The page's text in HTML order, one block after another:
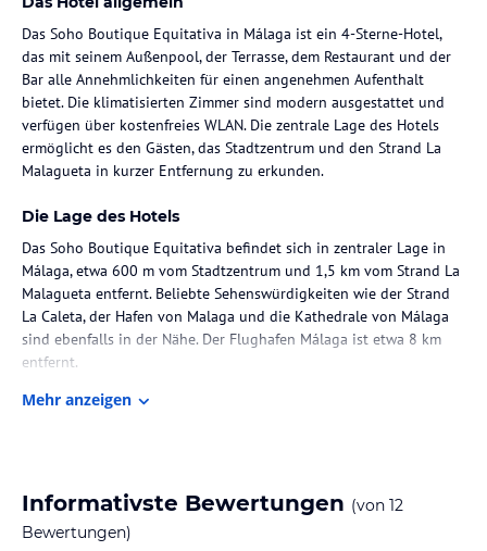
Das Soho Boutique Equitativa in Málaga ist ein 4-Sterne-Hotel,
das mit seinem Außenpool, der Terrasse, dem Restaurant und der
Bar alle Annehmlichkeiten für einen angenehmen Aufenthalt
bietet. Die klimatisierten Zimmer sind modern ausgestattet und
verfügen über kostenfreies WLAN. Die zentrale Lage des Hotels
ermöglicht es den Gästen, das Stadtzentrum und den Strand La
Malagueta in kurzer Entfernung zu erkunden.
Die Lage des Hotels
Das Soho Boutique Equitativa befindet sich in zentraler Lage in
Málaga, etwa 600 m vom Stadtzentrum und 1,5 km vom Strand La
Malagueta entfernt. Beliebte Sehenswürdigkeiten wie der Strand
La Caleta, der Hafen von Malaga und die Kathedrale von Málaga
sind ebenfalls in der Nähe. Der Flughafen Málaga ist etwa 8 km
entfernt.
Zimmer / Unterbringung im Hotel
einen Flachbild-TV und ein eigenes Bad mit Dusche. Einige
Zimmer bieten zudem einen schönen Meerblick.
Mehr anzeigen
Informativste Bewertungen (von 12
Bewertungen)